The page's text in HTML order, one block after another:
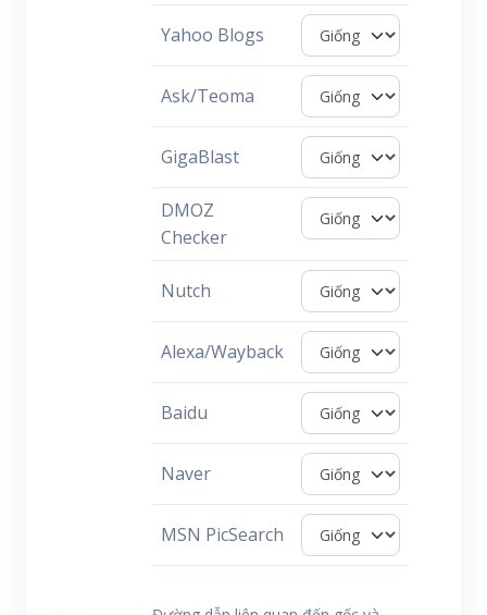
Yahoo Blogs
Ask/Teoma
GigaBlast
DMOZ
Checker
Nutch
Alexa/Wayback
Baidu
Naver
MSN PicSearch